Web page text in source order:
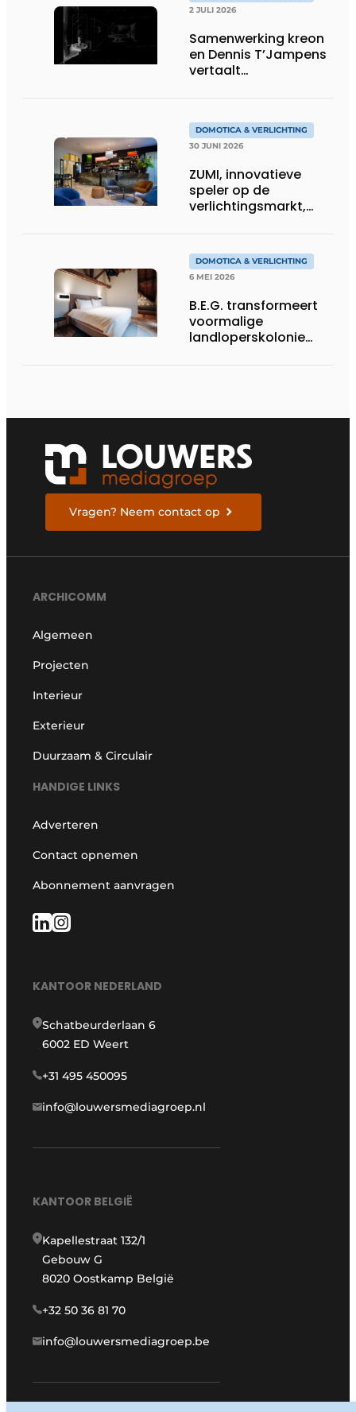
2 JULI 2026
Samenwerking kreon
en Dennis T’Jampens
vertaalt
sfeervolle verlichting
DOMOTICA & VERLICHTING
30 JUNI 2026
ZUMI, innovatieve
speler op de
verlichtingsmarkt,
DOMOTICA & VERLICHTING
6 MEI 2026
B.E.G. transformeert
voormalige
landloperskolonie
Vragen? Neem contact op
ARCHICOMM
Algemeen
Projecten
Interieur
Exterieur
Duurzaam & Circulair
HANDIGE LINKS
Adverteren
Contact opnemen
Abonnement aanvragen
KANTOOR NEDERLAND
Schatbeurderlaan 6
6002 ED Weert
+31 495 450095
info@louwersmediagroep.nl
KANTOOR BELGIË
Kapellestraat 132/1
Gebouw G
8020 Oostkamp België
+32 50 36 81 70
info@louwersmediagroep.be